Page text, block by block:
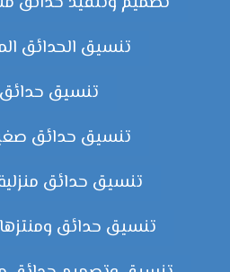
تنسيق الحدائق
تنسيق
تنسيق حدائق
تنسيق حدائق
تنسيق حدائق